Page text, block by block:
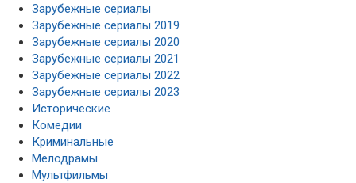
Зарубежные сериалы
Зарубежные сериалы 2019
Зарубежные сериалы 2020
Зарубежные сериалы 2021
Зарубежные сериалы 2022
Зарубежные сериалы 2023
Исторические
Комедии
Криминальные
Мелодрамы
Мультфильмы